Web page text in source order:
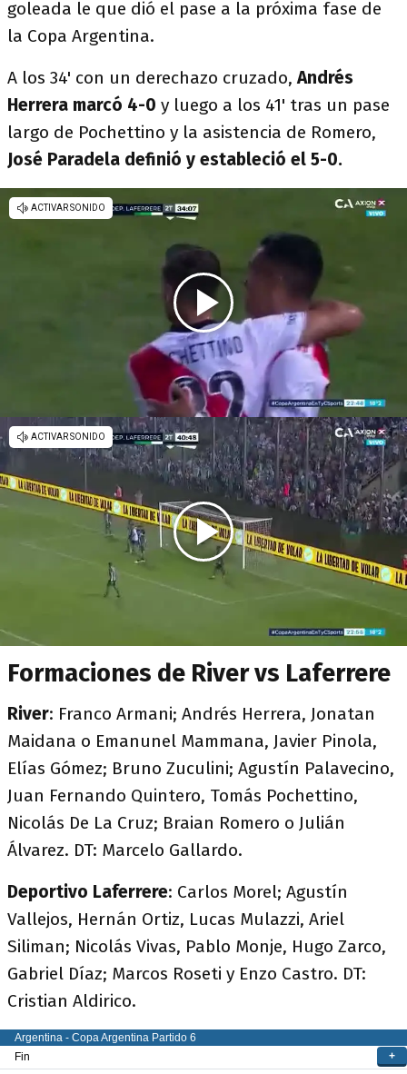
goleada le que dió el pase a la próxima fase de
la Copa Argentina.
A los 34' con un derechazo cruzado,Andrés
Herrera marcó 4-0 y luego a los 41' tras un pase
largo de Pochettino y la asistencia de Romero,
José Paradela definió y estableció el 5-0.
Formaciones de River vs Laferrere
River: Franco Armani; Andrés Herrera, Jonatan
Maidana o Emanunel Mammana, Javier Pinola,
Elías Gómez; Bruno Zuculini; Agustín Palavecino,
Juan Fernando Quintero, Tomás Pochettino,
Nicolás De La Cruz; Braian Romero o Julián
Álvarez. DT: Marcelo Gallardo.
Deportivo Laferrere: Carlos Morel; Agustín
Vallejos, Hernán Ortiz, Lucas Mulazzi, Ariel
Siliman; Nicolás Vivas, Pablo Monje, Hugo Zarco,
Gabriel Díaz; Marcos Roseti y Enzo Castro. DT:
Cristian Aldirico.